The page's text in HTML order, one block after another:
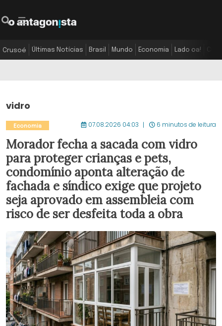
Crusoé Últimas Notícias Brasil Mundo Economia Lado oa!
vidro
Economia 07.08.2026 04:03 6 minutos de leitura
Morador fecha a sacada com vidro
para proteger crianças e pets,
condomínio aponta alteração de
fachada e síndico exige que projeto
seja aprovado em assembleia com
risco de ser desfeita toda a obra